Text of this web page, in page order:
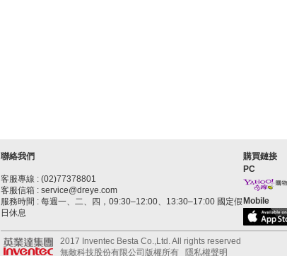
聯絡我們
客服專線 : (02)77378801
客服信箱 : service@dreye.com
服務時間 : 每週一、二、四，09:30–12:00、13:30–17:00 國定假
日休息
購買鏈接
PC
Mobile
2017 Inventec Besta Co.,Ltd. All rights reserved
無敵科技股份有限公司版權所有
隱私權聲明